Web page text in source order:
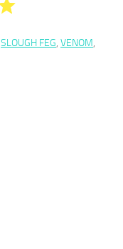
SLOUGH FEG, VENOM,